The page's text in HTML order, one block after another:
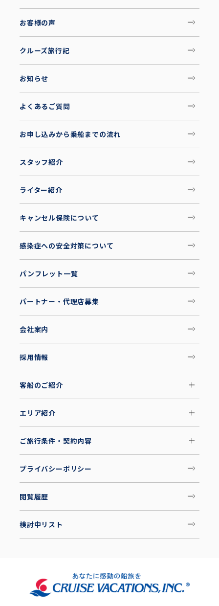
お客様の声
クルーズ旅行記
お知らせ
よくあるご質問
お申し込みから乗船までの流れ
スタッフ紹介
ライター紹介
キャンセル保険について
感染症への安全対策について
パンフレット一覧
パートナー・代理店募集
会社案内
採用情報
客船のご紹介
エリア紹介
ご旅行条件・契約内容
プライバシーポリシー
閲覧履歴
検討中リスト